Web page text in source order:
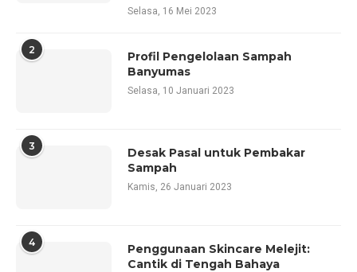
Selasa, 16 Mei 2023
2
Profil Pengelolaan Sampah
Banyumas
Selasa, 10 Januari 2023
3
Desak Pasal untuk Pembakar
Sampah
Kamis, 26 Januari 2023
4
Penggunaan Skincare Melejit:
Cantik di Tengah Bahaya